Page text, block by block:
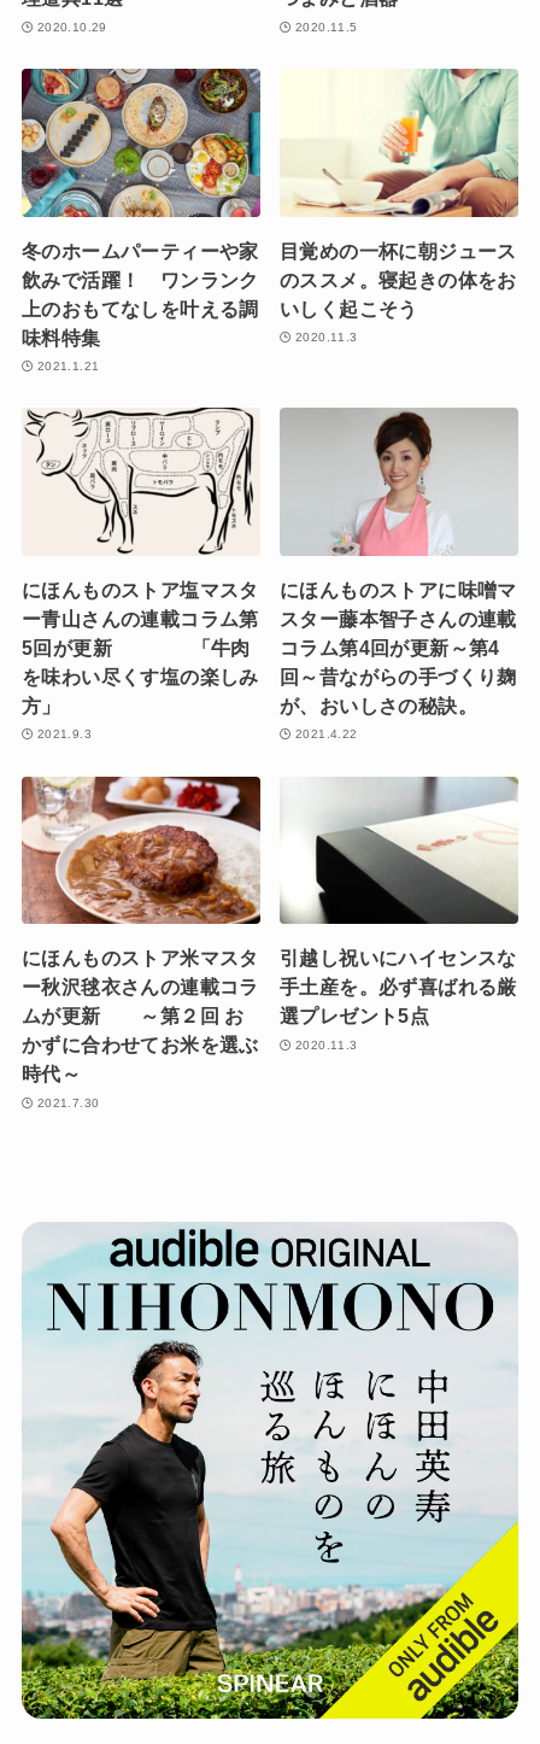
2020.10.29 2020.11.5
冬のホームパーティーや家
飲みで活躍！ ワンランク
上のおもてなしを叶える調
味料特集
2021.1.21
目覚めの一杯に朝ジュース
のススメ。寝起きの体をお
いしく起こそう
2020.11.3
にほんものストア塩マスタ
ー青山さんの連載コラム第
5回が更新 「牛肉
を味わい尽くす塩の楽しみ
方」
2021.9.3
にほんものストアに味噌マ
スター藤本智子さんの連載
コラム第4回が更新～第4
回～昔ながらの手づくり麹
が、おいしさの秘訣。
2021.4.22
にほんものストア米マスタ
ー秋沢毬衣さんの連載コラ
ムが更新 ～第２回 お
かずに合わせてお米を選ぶ
時代～
2021.7.30
引越し祝いにハイセンスな
手土産を。必ず喜ばれる厳
選プレゼント5点
2020.11.3